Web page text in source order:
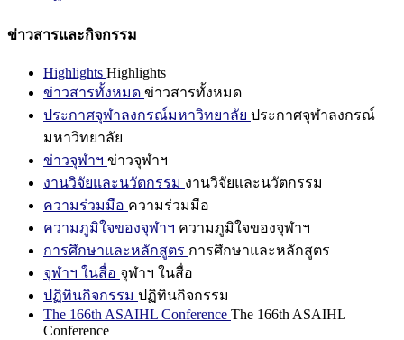
ข่าวสารและกิจกรรม
Highlights Highlights
ข่าวสารทั้งหมด ข่าวสารทั้งหมด
ประกาศจุฬาลงกรณ์มหาวิทยาลัย ประกาศจุฬาลงกรณ์
มหาวิทยาลัย
ข่าวจุฬาฯ ข่าวจุฬาฯ
งานวิจัยและนวัตกรรม งานวิจัยและนวัตกรรม
ความร่วมมือ ความร่วมมือ
ความภูมิใจของจุฬาฯ ความภูมิใจของจุฬาฯ
การศึกษาและหลักสูตร การศึกษาและหลักสูตร
จุฬาฯ ในสื่อ จุฬาฯ ในสื่อ
ปฏิทินกิจกรรม ปฏิทินกิจกรรม
The 166th ASAIHL Conference The 166th ASAIHL
Conference